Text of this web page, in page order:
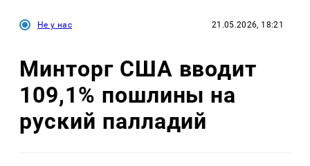
Не у нас 21.05.2026, 18:21
Минторг США вводит
109,1% пошлины на
руский палладий